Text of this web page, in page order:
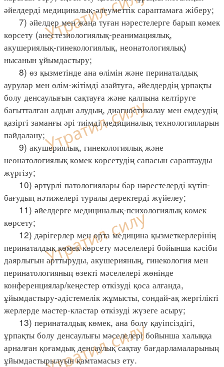
әйелдерді медициналық-әлеуметтік сараптамаға жіберу;
7) әйелдер мен жаңа туған нәрестелерге барып көмек
көрсету (анестезиологиялық-реанимациялық,
акушериялық-гинекологиялық, неонатологиялық)
нысанын ұйымдастыру;
8) өз қызметінде ана өлімін және перинаталдық
аурулар мен өлім-жітімді азайтуға, әйелдердің ұрпақты
болу денсаулығын сақтауға және қалпына келтіруге
бағытталған алдын алудың, диагностикалау мен емдеудің
қазіргі заманғы әрі тиімді медициналық технологияларын
пайдалану;
9) акушериялық, гинекологиялық және
неонатологиялық көмек көрсетудің сапасын сараптауды
жүргізу;
10) әртүрлі патологиялары бар нәрестелерді күтіп-
бағудың нәтижелері туралы деректерді жүйелеу;
11) әйелдерге медициналық-психологиялық көмек
көрсету;
12) дәрігерлер мен орта медицина қызметкерлерінің
перинаталдық көмек көрсету мәселелері бойынша кәсіби
даярлығын арттыруды, акушерияның, гинекология мен
перинатологияның өзекті мәселелері жөнінде
конференциялар/кеңестер өткізуді қоса алғанда,
ұйымдастыру-әдістемелік жұмысты, сондай-ақ жергілікті
жерлерде мастер-кластар өткізуді жүзеге асыру;
13) перинаталдық көмек, ана болу қауіпсіздігі,
ұрпақты болу денсаулығы мәселелері бойынша халыққа
арналған қоғамдық денсаулық сақтау бағдарламаларының
ұйымдастырылуын қамтамасыз ету.